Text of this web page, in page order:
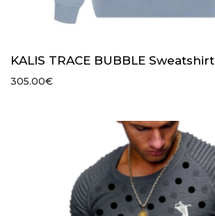
KALIS TRACE BUBBLE Sweatshirt
305.00€